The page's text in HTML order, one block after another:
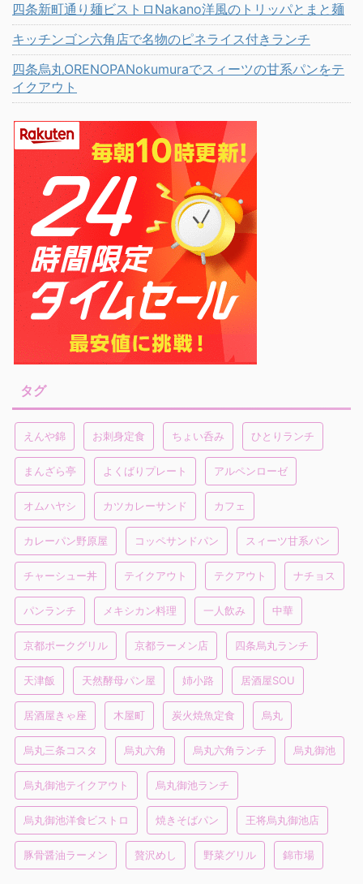
四条新町通り麺ビストロNakano洋風のトリッパとまと麺
キッチンゴン六角店で名物のピネライス付きランチ
四条烏丸ORENOPANokumuraでスィーツの甘系パンをテ
イクアウト
タグ
えんや錦 お刺身定食 ちょい呑み ひとりランチ
まんざら亭 よくばりプレート アルペンローゼ
オムハヤシ カツカレーサンド カフェ
カレーパン野原屋 コッペサンドパン スィーツ甘系パン
チャーシュー丼 テイクアウト テクアウト ナチョス
パンランチ メキシカン料理 一人飲み 中華
京都ポークグリル 京都ラーメン店 四条烏丸ランチ
天津飯 天然酵母パン屋 姉小路 居酒屋SOU
居酒屋きゃ座 木屋町 炭火焼魚定食 烏丸
烏丸三条コスタ 烏丸六角 烏丸六角ランチ 烏丸御池
烏丸御池テイクアウト 烏丸御池ランチ
烏丸御池洋食ビストロ 焼きそばパン 王将烏丸御池店
豚骨醤油ラーメン 贅沢めし 野菜グリル 錦市場